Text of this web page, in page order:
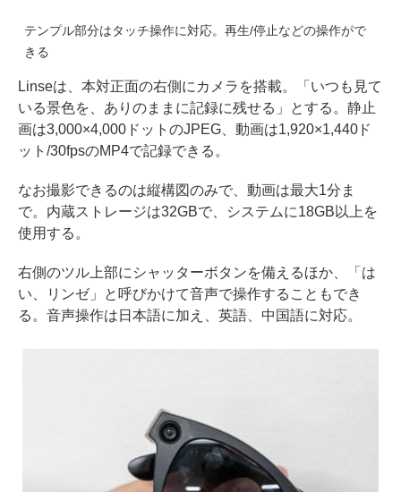
テンプル部分はタッチ操作に対応。再生/停止などの操作がで
きる
Linseは、本対正面の右側にカメラを搭載。「いつも見て
いる景色を、ありのままに記録に残せる」とする。静止
画は3,000×4,000ドットのJPEG、動画は1,920×1,440ド
ット/30fpsのMP4で記録できる。
なお撮影できるのは縦構図のみで、動画は最大1分ま
で。内蔵ストレージは32GBで、システムに18GB以上を
使用する。
右側のツル上部にシャッターボタンを備えるほか、「は
い、リンゼ」と呼びかけて音声で操作することもでき
る。音声操作は日本語に加え、英語、中国語に対応。